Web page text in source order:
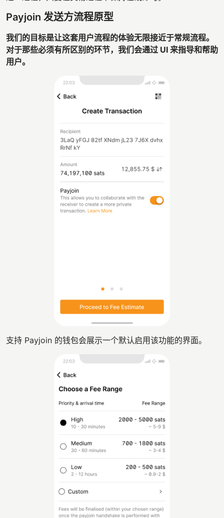
Payjoin 发送方流程原型
我们的目标是让这套用户流程的体验无限接近于常规流程。
对于那些必须有所区别的环节，我们会通过 UI 来指导和帮助
用户。
支持 Payjoin 的钱包会展示一个默认启用该功能的界面。